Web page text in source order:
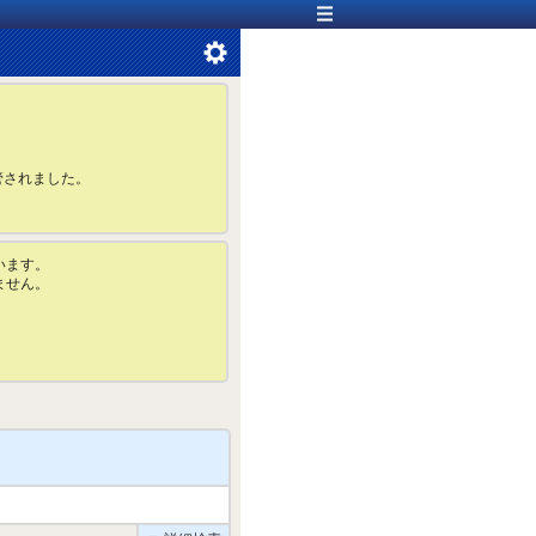
れました。
す。
ん。